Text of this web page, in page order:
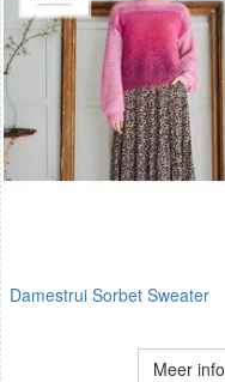
Damestrui Sorbet Sweater
Meer info